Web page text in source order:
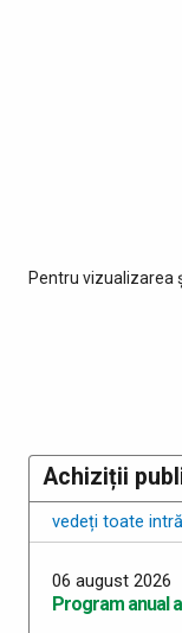
Pentru vizualizarea
Achiziții
vedeți toate
06 august 2026
Program anual